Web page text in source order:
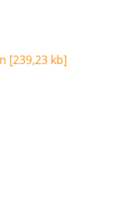
[239,23 kb]